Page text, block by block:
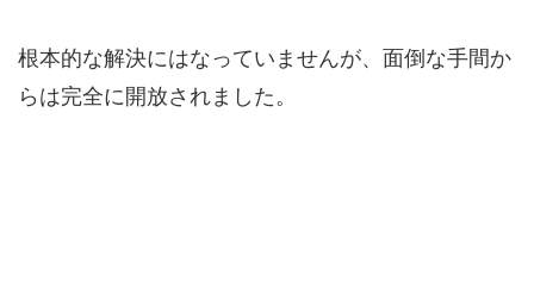
根本的な解決にはなっていませんが、面倒な手間か
らは完全に開放されました。